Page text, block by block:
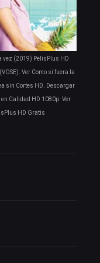
vez (2019) PelisPlus HD
Ver Como si fuera la
sin Cortes HD. Descargar
Calidad HD 1080p. Ver
HD Gratis